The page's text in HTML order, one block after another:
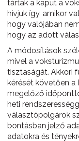
tárták a kaput a
hívjuk így, amikor
hogy valójában
hogy az adott
A módosítások
mivel a
tisztaságát. Akkori
kérését követően
megelőző
heti
választópolgárok
bontásban jelző
adatokra és